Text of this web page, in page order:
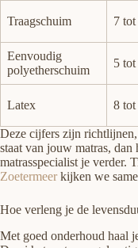
Traagschuim 7
Eenvoudig
polyetherschuim
5
Latex 8 tot
Deze cijfers zijn
staat van jouw matras,
matrasspecialist je verder.
Zoetermeerkijken we
Hoe verleng je de
Met goed onderhoud haal